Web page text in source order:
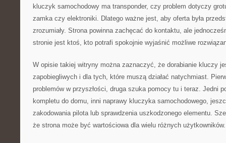
kluczyk samochodowy ma transponder, czy problem dotyczy
zamka czy elektroniki. Dlatego ważne jest, aby oferta była
zrozumiały. Strona powinna zachęcać do kontaktu, ale
stronie jest ktoś, kto potrafi spokojnie wyjaśnić możliwe
W opisie takiej witryny można zaznaczyć, że dorabianie kluczy
zapobiegliwych i dla tych, które muszą działać natychmiast.
problemów w przyszłości, druga szuka pomocy tu i teraz. Jedni
kompletu do domu, inni naprawy kluczyka samochodowego,
zakodowania pilota lub sprawdzenia uszkodzonego elementu.
że strona może być wartościowa dla wielu różnych użytkowników.